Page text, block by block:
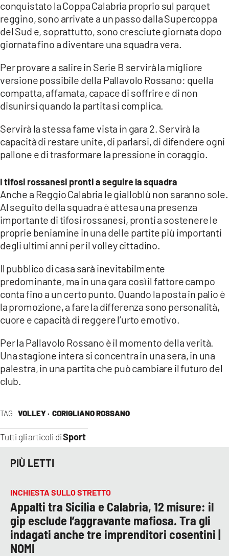
TAG VOLLEY · CORIGLIANO ROSSANO
Tutti gli articoli diSport
conquistato la Coppa Calabria proprio sul parquet
reggino, sono arrivate a un passo dalla Supercoppa
del Sud e, soprattutto, sono cresciute giornata dopo
giornata fino a diventare una squadra vera.
Per provare a salire in Serie B servirà la migliore
versione possibile della Pallavolo Rossano: quella
compatta, affamata, capace di soffrire e di non
disunirsi quando la partita si complica.
Servirà la stessa fame vista in gara 2. Servirà la
capacità di restare unite, di parlarsi, di difendere ogni
pallone e di trasformare la pressione in coraggio.
I tifosi rossanesi pronti a seguire la squadra
Anche a Reggio Calabria le gialloblù non saranno sole.
Al seguito della squadra è attesa una presenza
importante di tifosi rossanesi, pronti a sostenere le
proprie beniamine in una delle partite più importanti
degli ultimi anni per il volley cittadino.
Il pubblico di casa sarà inevitabilmente
predominante, ma in una gara così il fattore campo
conta fino a un certo punto. Quando la posta in palio è
la promozione, a fare la differenza sono personalità,
cuore e capacità di reggere l’urto emotivo.
Per la Pallavolo Rossano è il momento della verità.
Una stagione intera si concentra in una sera, in una
palestra, in una partita che può cambiare il futuro del
club.
PIÙ LETTI
INCHIESTA SULLO STRETTO
Appalti tra Sicilia e Calabria, 12 misure: il
gip esclude l’aggravante mafiosa. Tra gli
indagati anche tre imprenditori cosentini |
NOMI